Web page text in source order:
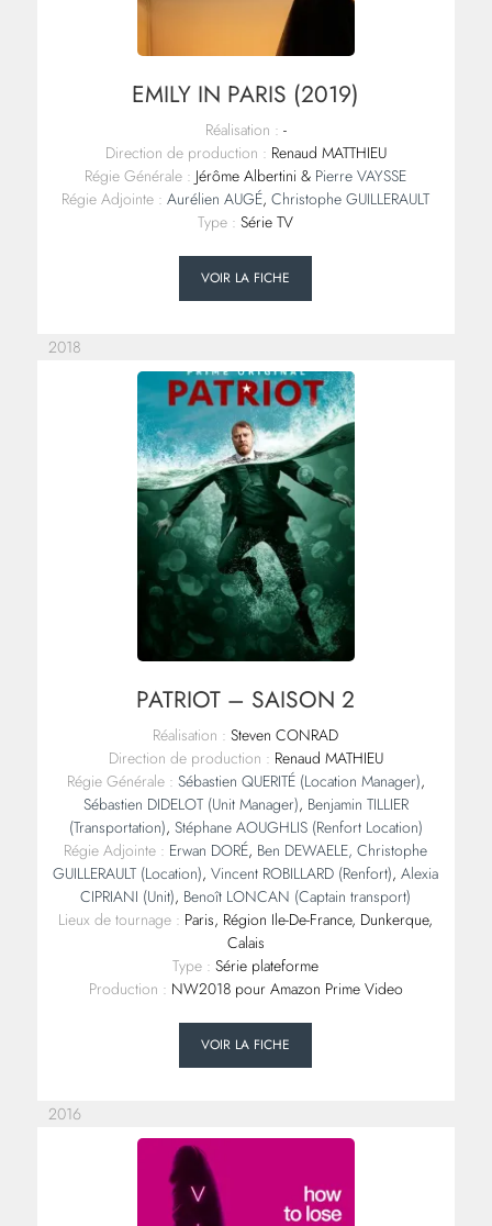
EMILY IN PARIS (2019)
Réalisation : -
Direction de production : Renaud MATTHIEU
Régie Générale : Jérôme Albertini & Pierre VAYSSE
Régie Adjointe : Aurélien AUGÉ,Christophe GUILLERAULT
Type : Série TV
VOIR LA FICHE
2018
PATRIOT – SAISON 2
Réalisation : Steven CONRAD
Direction de production : Renaud MATHIEU
Régie Générale : Sébastien QUERITÉ(Location Manager),
Sébastien DIDELOT(Unit Manager), Benjamin TILLIER
(Transportation), Stéphane AOUGHLIS(Renfort Location)
Régie Adjointe : Erwan DORÉ, Ben DEWAELE,Christophe
GUILLERAULT (Location),Vincent ROBILLARD (Renfort),Alexia
CIPRIANI (Unit), Benoît LONCAN (Captain transport)
Lieux de tournage : Paris, Région Ile-De-France, Dunkerque,
Calais
Type : Série plateforme
Production : NW2018 pour Amazon Prime Video
VOIR LA FICHE
2016